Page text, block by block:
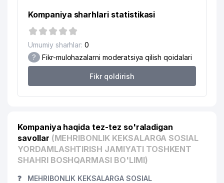
18 TAMARA XONIM UY-MUZEYI
19 AL-DARHON MChJ
20
GOLDEN HOUSE DEVELOPMENT
MChJ
916 м
21 932 м
Kompaniya sharhlari statistikasi
Umumiy sharhlar: 0
? Fikr-mulohazalarni moderatsiya qilish qoidalari
Fikr qoldirish
Kompaniya haqida tez-tez so'raladigan
savollar (MEHRIBONLIK KEKSALARGA SOSIAL
YORDAMLASHTIRISH JAMIYATI TOSHKENT
SHAHRI BOSHQARMASI BO'LIMI)
❓
MEHRIBONLIK KEKSALARGA SOSIAL